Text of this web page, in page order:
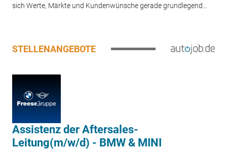
sich Werte, Märkte und Kundenwünsche gerade grundlegend...
STELLENANGEBOTE
Assistenz der Aftersales-
Leitung(m/w/d) - BMW & MINI